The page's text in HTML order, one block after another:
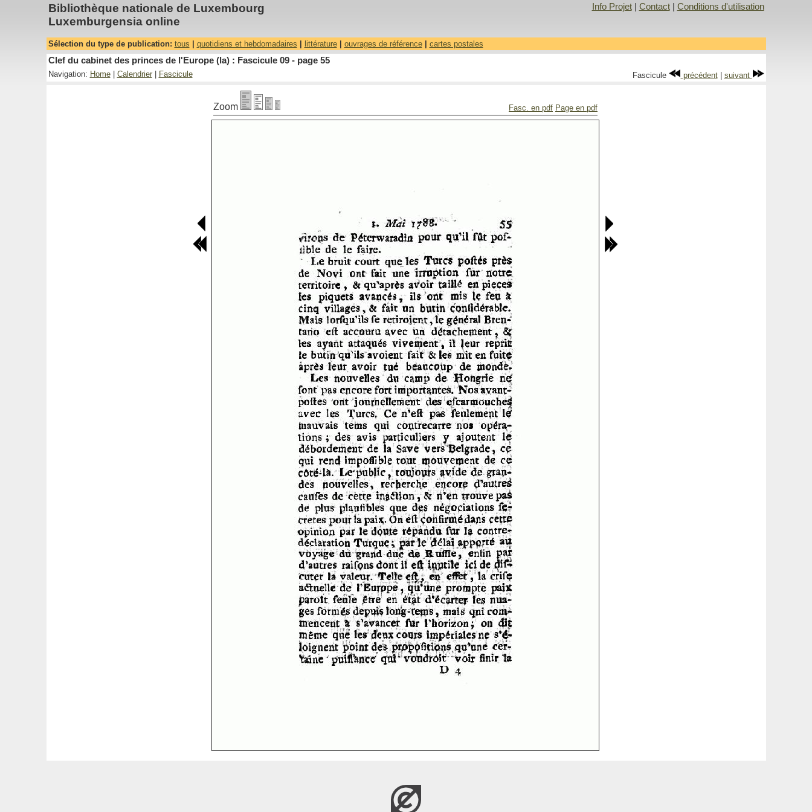
Bibliothèque nationale de Luxembourg
Luxemburgensia online
Info Projet| Contact| Conditions d'utilisation
Sélection du type de publication: tous quotidiens et hebdomadaires littérature| ouvrages de référence| cartes postales
Clef du cabinet des princes de l'Europe (la) : Fascicule 09 - page 55
Navigation: Home| Calendrier| Fascicule Fascicule précédent| suivant
Zoom Fasc. en pdf Page en pdf